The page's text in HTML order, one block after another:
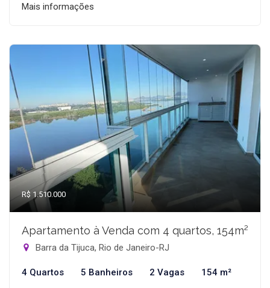
Mais informações
R$ 1.510.000
Apartamento à Venda com 4 quartos, 154m²
Barra da Tijuca, Rio de Janeiro-RJ
4 Quartos 5 Banheiros 2 Vagas 154 m²